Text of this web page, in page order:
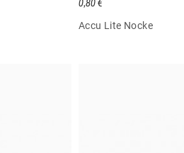
Accu Lite Nocke